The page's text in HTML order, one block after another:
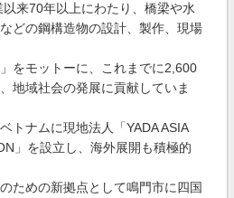
来70年以上にわたり、橋梁や水
どの鋼構造物の設計、製作、現場
をモットーに、これまでに2,600
地域社会の発展に貢献していま
トナムに現地法人「YADA ASIA
」を設立し、海外展開も積極的
ための新拠点として鳴門市に四国